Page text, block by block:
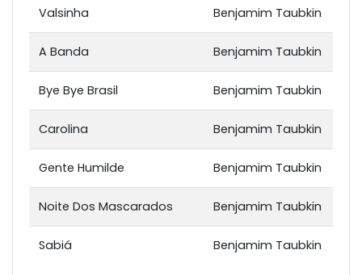
Valsinha Benjamim Taubkin
A Banda Benjamim Taubkin
Bye Bye Brasil Benjamim Taubkin
Carolina Benjamim Taubkin
Gente Humilde Benjamim Taubkin
Noite Dos Mascarados Benjamim Taubkin
Sabiá Benjamim Taubkin